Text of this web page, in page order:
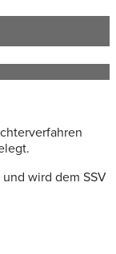
wird dem SSV